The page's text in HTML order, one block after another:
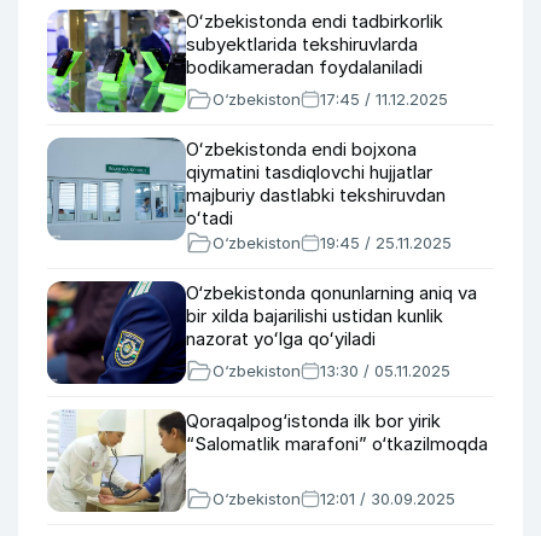
Oʻzbekistonda endi tadbirkorlik
subyektlarida tekshiruvlarda
bodikameradan foydalaniladi
O‘zbekiston 17:45 / 11.12.2025
Oʻzbekistonda endi bojxona
qiymatini tasdiqlovchi hujjatlar
majburiy dastlabki tekshiruvdan
oʻtadi
O‘zbekiston 19:45 / 25.11.2025
O‘zbekistonda qonunlarning aniq va
bir xilda bajarilishi ustidan kunlik
nazorat yoʻlga qoʻyiladi
O‘zbekiston 13:30 / 05.11.2025
Qoraqalpog‘istonda ilk bor yirik
“Salomatlik marafoni” o‘tkazilmoqda
O‘zbekiston 12:01 / 30.09.2025